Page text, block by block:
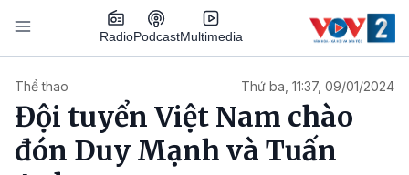
Nhảy đến nội dung
RadioPodcastMultimedia
Thể thao Thứ ba, 11:37, 09/01/2024
Đội tuyển Việt Nam chào
đón Duy Mạnh và Tuấn